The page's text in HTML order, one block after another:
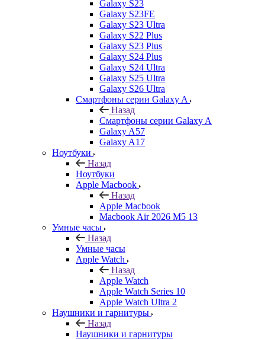
Galaxy S23
Galaxy S23FE
Galaxy S23 Ultra
Galaxy S22 Plus
Galaxy S23 Plus
Galaxy S24 Plus
Galaxy S24 Ultra
Galaxy S25 Ultra
Galaxy S26 Ultra
Смартфоны серии Galaxy A
Назад
Смартфоны серии Galaxy A
Galaxy A57
Galaxy A17
Ноутбуки
Назад
Ноутбуки
Apple Macbook
Назад
Apple Macbook
Macbook Air 2026 M5 13
Умные часы
Назад
Умные часы
Apple Watch
Назад
Apple Watch
Apple Watch Series 10
Apple Watch Ultra 2
Наушники и гарнитуры
Назад
Наушники и гарнитуры